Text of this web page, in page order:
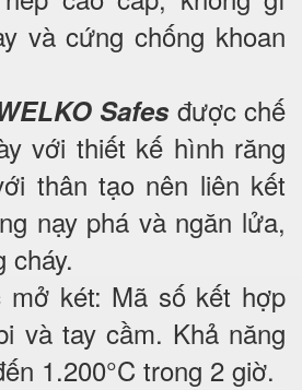
và cứng chống khoan
Safesđược chế
với thiết kế hình răng
thân tạo nên liên kết
nạy phá và ngăn lửa,
cháy.
mở két: Mã số kết hợp
và tay cầm. Khả năng
1.200°C trong 2 giờ.